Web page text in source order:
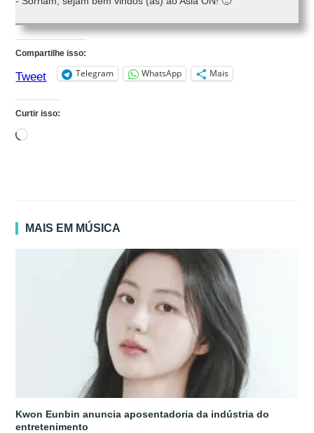
Compartilhe isso:
Tweet Telegram WhatsApp Mais
Curtir isso:
Carregando...
MAIS EM MÚSICA
Kwon Eunbin anuncia aposentadoria da indústria do
entretenimento